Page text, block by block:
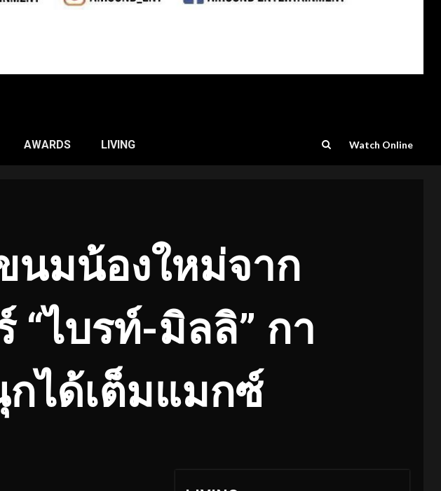
AWARDS LIVING Watch Online
นมน้องใหม่จาก
“ไบรท์-มิลลิ” กา
ได้เต็มแมกซ์